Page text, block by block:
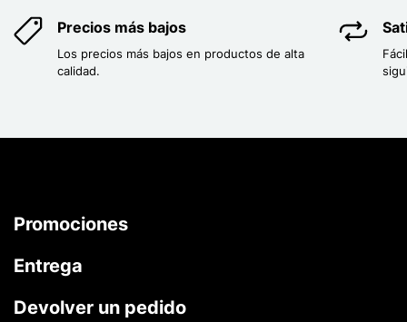
Precios más bajos
Los precios más bajos en productos de alta
calidad.
Promociones
Entrega
Devolver un pedido